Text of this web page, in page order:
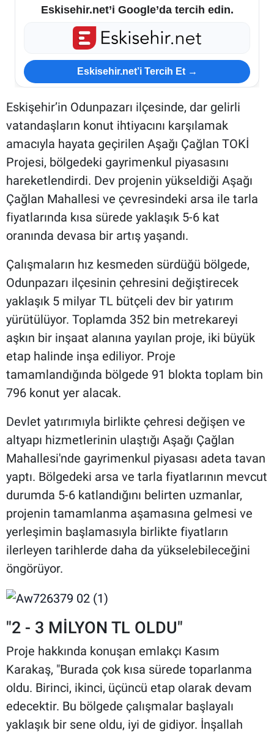
Eskisehir.net’i Google’da tercih edin.
Eskisehir.net’i Tercih Et →
Eskişehir’in Odunpazarı ilçesinde, dar gelirli
vatandaşların konut ihtiyacını karşılamak
amacıyla hayata geçirilen Aşağı Çağlan TOKİ
Projesi, bölgedeki gayrimenkul piyasasını
hareketlendirdi. Dev projenin yükseldiği Aşağı
Çağlan Mahallesi ve çevresindeki arsa ile tarla
fiyatlarında kısa sürede yaklaşık 5-6 kat
oranında devasa bir artış yaşandı.
Çalışmaların hız kesmeden sürdüğü bölgede,
Odunpazarı ilçesinin çehresini değiştirecek
yaklaşık 5 milyar TL bütçeli dev bir yatırım
yürütülüyor. Toplamda 352 bin metrekareyi
aşkın bir inşaat alanına yayılan proje, iki büyük
etap halinde inşa ediliyor. Proje
tamamlandığında bölgede 91 blokta toplam bin
796 konut yer alacak.
Devlet yatırımıyla birlikte çehresi değişen ve
altyapı hizmetlerinin ulaştığı Aşağı Çağlan
Mahallesi'nde gayrimenkul piyasası adeta tavan
yaptı. Bölgedeki arsa ve tarla fiyatlarının mevcut
durumda 5-6 katlandığını belirten uzmanlar,
projenin tamamlanma aşamasına gelmesi ve
yerleşimin başlamasıyla birlikte fiyatların
ilerleyen tarihlerde daha da yükselebileceğini
öngörüyor.
"2 - 3 MİLYON TL OLDU"
Proje hakkında konuşan emlakçı Kasım
Karakaş, "Burada çok kısa sürede toparlanma
oldu. Birinci, ikinci, üçüncü etap olarak devam
edecektir. Bu bölgede çalışmalar başlayalı
yaklaşık bir sene oldu, iyi de gidiyor. İnşallah